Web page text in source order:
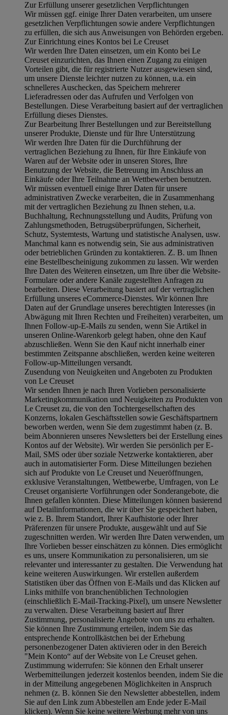
Zur Erfüllung unserer gesetzlichen Verpflichtungen
Wir müssen ggf. einige Ihrer Daten verarbeiten, um unsere
gesetzlichen Verpflichtungen sowie andere Verpflichtungen
zu erfüllen, die sich aus Anweisungen von Behörden ergeben.
Zur Einrichtung eines Kontos bei Le Creuset
Wir werden Ihre Daten einsetzen, um ein Konto bei Le
Creuset einzurichten, das Ihnen einen Zugang zu einigen
Vorteilen gibt, die für registrierte Nutzer ausgewiesen sind,
um unsere Dienste leichter nutzen zu können, u.a. ein
schnelleres Auschecken, das Speichern mehrerer
Lieferadressen oder das Aufrufen und Verfolgen von
Bestellungen. Diese Verarbeitung basiert auf der vertraglichen
Erfüllung dieses Dienstes.
Zur Bearbeitung Ihrer Bestellungen und zur Bereitstellung
unserer Produkte, Dienste und für Ihre Unterstützung
Wir werden Ihre Daten für die Durchführung der
vertraglichen Beziehung zu Ihnen, für Ihre Einkäufe von
Waren auf der Website oder in unseren Stores, Ihre
Benutzung der Website, die Betreuung im Anschluss an
Einkäufe oder Ihre Teilnahme an Wettbewerben benutzen.
Wir müssen eventuell einige Ihrer Daten für unsere
administrativen Zwecke verarbeiten, die in Zusammenhang
mit der vertraglichen Beziehung zu Ihnen stehen, u.a.
Buchhaltung, Rechnungsstellung und Audits, Prüfung von
Zahlungsmethoden, Betrugsüberprüfungen, Sicherheit,
Schutz, Systemtests, Wartung und statistische Analysen, usw.
Manchmal kann es notwendig sein, Sie aus administrativen
oder betrieblichen Gründen zu kontaktieren. Z. B. um Ihnen
eine Bestellbescheinigung zukommen zu lassen. Wir werden
Ihre Daten des Weiteren einsetzen, um Ihre über die Website-
Formulare oder andere Kanäle zugestellten Anfragen zu
bearbeiten. Diese Verarbeitung basiert auf der vertraglichen
Erfüllung unseres eCommerce-Dienstes. Wir können Ihre
Daten auf der Grundlage unseres berechtigten Interesses (in
Abwägung mit Ihren Rechten und Freiheiten) verarbeiten, um
Ihnen Follow-up-E-Mails zu senden, wenn Sie Artikel in
unseren Online-Warenkorb gelegt haben, ohne den Kauf
abzuschließen. Wenn Sie den Kauf nicht innerhalb einer
bestimmten Zeitspanne abschließen, werden keine weiteren
Follow-up-Mitteilungen versandt.
Zusendung von Neuigkeiten und Angeboten zu Produkten
von Le Creuset
Wir senden Ihnen je nach Ihren Vorlieben personalisierte
Marketingkommunikation und Neuigkeiten zu Produkten von
Le Creuset zu, die von den Tochtergesellschaften des
Konzerns, lokalen Geschäftsstellen sowie Geschäftspartnern
beworben werden, wenn Sie dem zugestimmt haben (z. B.
beim Abonnieren unseres Newsletters bei der Erstellung eines
Kontos auf der Website). Wir werden Sie persönlich per E-
Mail, SMS oder über soziale Netzwerke kontaktieren, aber
auch in automatisierter Form. Diese Mitteilungen beziehen
sich auf Produkte von Le Creuset und Neueröffnungen,
exklusive Veranstaltungen, Wettbewerbe, Umfragen, von Le
Creuset organisierte Vorführungen oder Sonderangebote, die
Ihnen gefallen könnten. Diese Mitteilungen können basierend
auf Detailinformationen, die wir über Sie gespeichert haben,
wie z. B. Ihrem Standort, Ihrer Kaufhistorie oder Ihrer
Präferenzen für unsere Produkte, ausgewählt und auf Sie
zugeschnitten werden. Wir werden Ihre Daten verwenden, um
Ihre Vorlieben besser einschätzen zu können. Dies ermöglicht
es uns, unsere Kommunikation zu personalisieren, um sie
relevanter und interessanter zu gestalten. Die Verwendung hat
keine weiteren Auswirkungen. Wir erstellen außerdem
Statistiken über das Öffnen von E-Mails und das Klicken auf
Links mithilfe von branchenüblichen Technologien
(einschließlich E-Mail-Tracking-Pixel), um unsere Newsletter
zu verwalten. Diese Verarbeitung basiert auf Ihrer
Zustimmung, personalisierte Angebote von uns zu erhalten.
Sie können Ihre Zustimmung erteilen, indem Sie das
entsprechende Kontrollkästchen bei der Erhebung
personenbezogener Daten aktivieren oder in den Bereich
"Mein Konto“ auf der Website von Le Creuset gehen.
Zustimmung widerrufen: Sie können den Erhalt unserer
Werbemitteilungen jederzeit kostenlos beenden, indem Sie die
in der Mitteilung angegebenen Möglichkeiten in Anspruch
nehmen (z. B. können Sie den Newsletter abbestellen, indem
Sie auf den Link zum Abbestellen am Ende jeder E-Mail
klicken). Wenn Sie keine weitere Werbung mehr von uns